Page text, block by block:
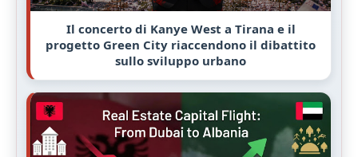
Il concerto di Kanye West a Tirana e il
progetto Green City riaccendono il dibattito
sullo sviluppo urbano